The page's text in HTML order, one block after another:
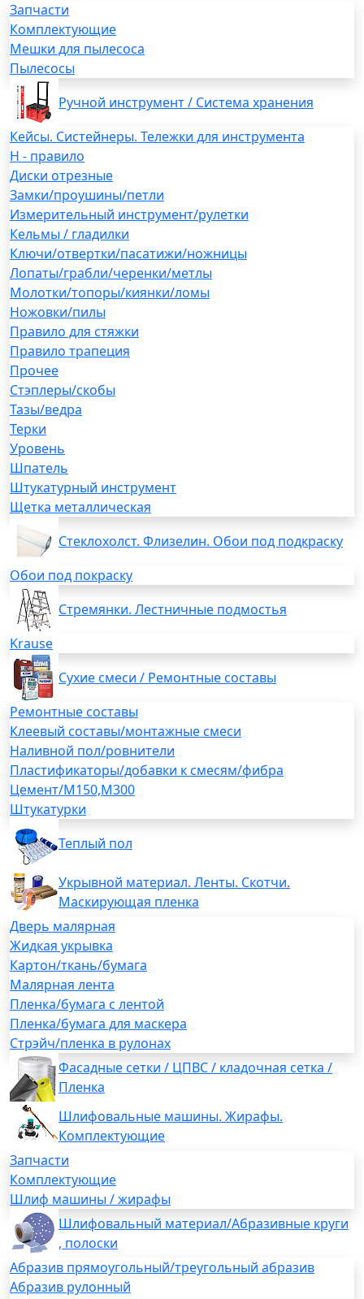
Запчасти
Комплектующие
Мешки для пылесоса
Пылесосы
Ручной инструмент / Система хранения
Кейсы. Систейнеры. Тележки для инструмента
H - правило
Диски отрезные
Замки/проушины/петли
Измерительный инструмент/рулетки
Кельмы / гладилки
Ключи/отвертки/пасатижи/ножницы
Лопаты/грабли/черенки/метлы
Молотки/топоры/киянки/ломы
Ножовки/пилы
Правило для стяжки
Правило трапеция
Прочее
Стэплеры/скобы
Тазы/ведра
Терки
Уровень
Шпатель
Штукатурный инструмент
Щетка металлическая
Стеклохолст. Флизелин. Обои под подкраску
Обои под покраску
Стремянки. Лестничные подмостья
Krause
Сухие смеси / Ремонтные составы
Ремонтные составы
Клеевый составы/монтажные смеси
Наливной пол/ровнители
Пластификаторы/добавки к смесям/фибра
Цемент/М150,М300
Штукатурки
Теплый пол
Укрывной материал. Ленты. Скотчи.
Маскирующая пленка
Дверь малярная
Жидкая укрывка
Картон/ткань/бумага
Малярная лента
Пленка/бумага с лентой
Пленка/бумага для маскера
Стрэйч/пленка в рулонах
Фасадные сетки / ЦПВС / кладочная сетка /
Пленка
Шлифовальные машины. Жирафы.
Комплектующие
Запчасти
Комплектующие
Шлиф машины / жирафы
Шлифовальный материал/Абразивные круги
, полоски
Абразив прямоугольный/треугольный абразив
Абразив рулонный